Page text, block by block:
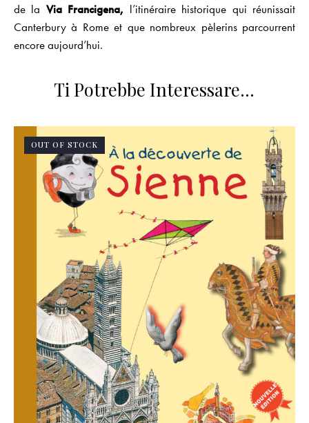
de la Via Francigena, l’itinéraire historique qui réunissait
Canterbury à Rome et que nombreux pèlerins parcourrent
encore aujourd’hui.
Ti Potrebbe Interessare…
OUT OF STOCK